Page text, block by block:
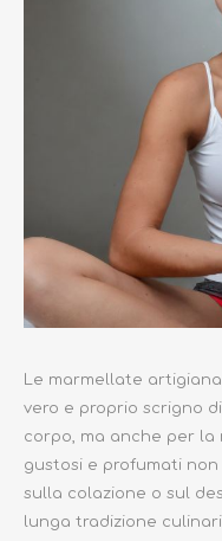
Le marmellate
vero e proprio scrigno
corpo, ma anche per
gustosi e profumati
sulla colazione o sul
lunga tradizione